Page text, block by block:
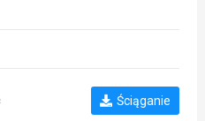
Ściąganie